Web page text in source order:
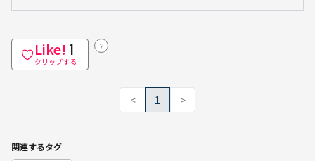
Like! 1
クリップする
？
< 1 >
関連するタグ